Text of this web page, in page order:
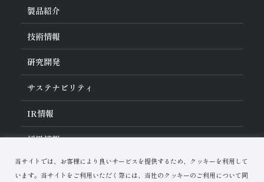
当サイトでは、お客様により良いサービスを提供するため、クッキーを利用して
います。当サイトをご利用いただく際には、当社のクッキーのご利用について同
旭ダイヤについて
ダイヤの輪
ご挨拶
会社概要
沿革
役員紹介
事業紹介
活動拠点
製品紹介
業種から探す
工具の種類から探す
加工方法から探す
ワークから探す
技術情報
ダイヤモンド工具・
教えて！研削工具
ご使⽤上の注意
各製品の安全な取扱いについて
トラブルシューティング
研究開発
研究開発について
対外発表一覧
イノベーションストーリー
サステナビリティ
サステナビリティポリシー
コーポレート・ガバナンス
マテリアリティ
リスクマネジメント（BCM）
環境への取り組み
IR情報
IR資料室
IRカレンダー
株式に関する諸手続き
採用情報
資料ダウンロード
お問い合わせ